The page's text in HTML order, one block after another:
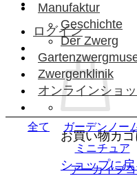
ログイン
お買い物カゴ
ショップに戻
Manufaktur
Geschichte
Der Zwerg
Zwergenklinik
オンラインショ
全て ガーデンノー
ミニチュア
アーカイブ